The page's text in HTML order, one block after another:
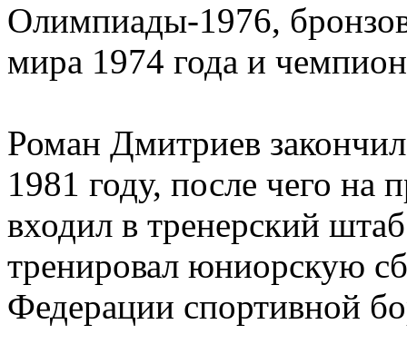
Олимпиады-1976,
мира 1974 года и
Роман Дмитриев
1981 году, после чего на
входил в тренерский
тренировал юниорскую
Федерации спортивной